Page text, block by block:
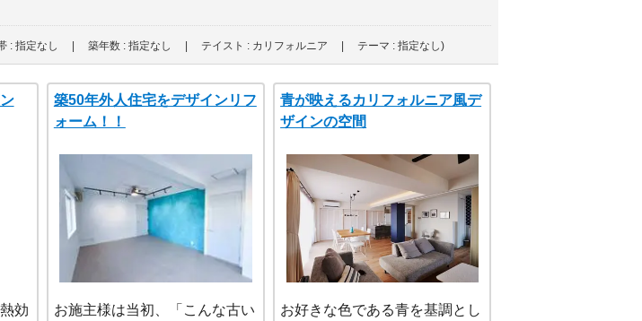
: 指定なし | 築年数 : 指定なし | テイスト : カリフォルニア | テーマ : 指定なし)
効
築50年外人住宅をデザインリフ
ォーム！！
お施主様は当初、「こんな古い
青が映えるカリフォルニア風デ
ザインの空間
お好きな色である青を基調とし